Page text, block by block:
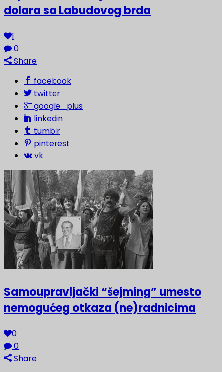
dolara sa Labudovog brda
1
0
Share
facebook
twitter
google_plus
linkedin
tumblr
pinterest
vk
Samoupravljački “šejming” umesto
nemogućeg otkaza (ne)radnicima
0
0
Share